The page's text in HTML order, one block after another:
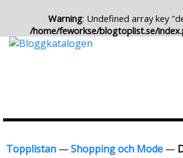
Warning: Undefined array key
/home/feworkse/blogtoplist.se/
Topplistan —Shopping och Mode —